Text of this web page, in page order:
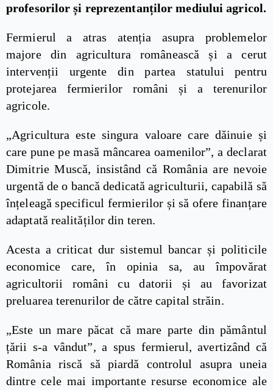
profesorilor și reprezentanților mediului agricol.
Fermierul a atras atenția asupra problemelor
majore din agricultura românească și a cerut
intervenții urgente din partea statului pentru
protejarea fermierilor români și a terenurilor
agricole.
„Agricultura este singura valoare care dăinuie și
care pune pe masă mâncarea oamenilor”, a declarat
Dimitrie Muscă, insistând că România are nevoie
urgentă de o bancă dedicată agriculturii, capabilă să
înțeleagă specificul fermierilor și să ofere finanțare
adaptată realităților din teren.
Acesta a criticat dur sistemul bancar și politicile
economice care, în opinia sa, au împovărat
agricultorii români cu datorii și au favorizat
preluarea terenurilor de către capital străin.
„Este un mare păcat că mare parte din pământul
țării s-a vândut”, a spus fermierul, avertizând că
România riscă să piardă controlul asupra uneia
dintre cele mai importante resurse economice ale